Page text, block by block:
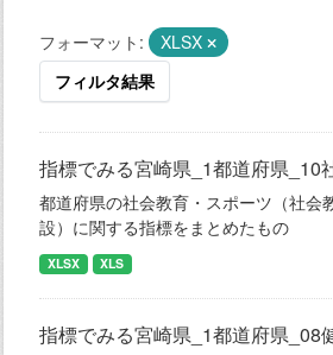
フォーマット:
XLSX
フィルタ結果
指標でみる宮崎県_1都道府県_10
都道府県の社会教育・スポーツ（社会
設）に関する指標をまとめたもの
XLSX XLS
指標でみる宮崎県_1都道府県_08